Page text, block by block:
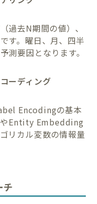
過去N期間の値）、
す。曜日、月、四半
測要因となります。
ーディング
Encodingの基本
Entity Embedding
リカル変数の情報量
チ